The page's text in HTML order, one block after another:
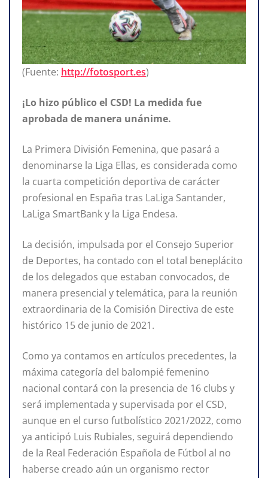
(Fuente: http://fotosport.es)
¡Lo hizo público el CSD! La medida fue
aprobada de manera unánime.
La Primera División Femenina, que pasará a
denominarse la Liga Ellas, es considerada como
la cuarta competición deportiva de carácter
profesional en España tras LaLiga Santander,
LaLiga SmartBank y la Liga Endesa.
La decisión, impulsada por el Consejo Superior
de Deportes, ha contado con el total beneplácito
de los delegados que estaban convocados, de
manera presencial y telemática, para la reunión
extraordinaria de la Comisión Directiva de este
histórico 15 de junio de 2021.
Como ya contamos en artículos precedentes, la
máxima categoría del balompié femenino
nacional contará con la presencia de 16 clubs y
será implementada y supervisada por el CSD,
aunque en el curso futbolístico 2021/2022, como
ya anticipó Luis Rubiales, seguirá dependiendo
de la Real Federación Española de Fútbol al no
haberse creado aún un organismo rector